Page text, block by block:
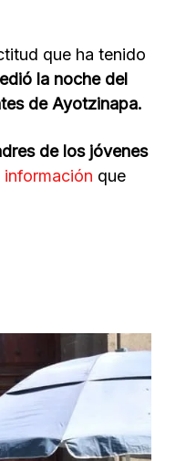
que ha tenido
la noche del
de Ayotzinapa.
de los jóvenes
información que